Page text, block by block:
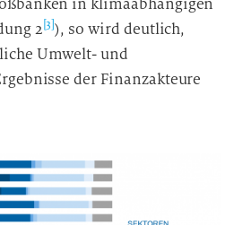
in klimaabhängigen
2 [3]), so wird deutlich,
Umwelt- und
der Finanzakteure